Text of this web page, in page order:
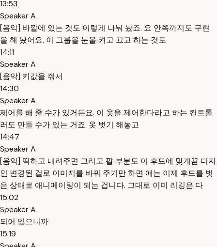
13:53
Speaker A
[음악] 바깥에 있는 것도 이렇게 나눠 놨죠. 요 안쪽까지도 구현
을 해 놨어요. 이 그룹을 눈을 켜고 끄고 하는 것도
14:11
Speaker A
[음악] 키값을 줘서
14:30
Speaker A
제어를 해 줄 수가 있거든요. 이 옷을 제어한다라고 하는 컨트롤
러도 만들 수가 있는 거죠. 옷 벗기 해놓고
14:47
Speaker A
[음악] 띡하고 내려주면 그리고 팔 부분도 이 후드에 맞게끔 디자
인 변경된 걸로 이미지를 바꿔 주기만 하면 얘는 이제 후드를 벗
은 상태로 애니메이팅이 되는 겁니다. 그대로 이미 리깅은 다
15:02
Speaker A
되어 있으니까
15:19